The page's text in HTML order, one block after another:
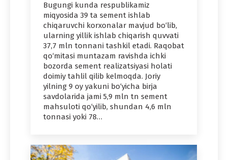
Bugungi kunda respublikamiz
miqyosida 39 ta sement ishlab
chiqaruvchi korxonalar mavjud bo‘lib,
ularning yillik ishlab chiqarish quvvati
37,7 mln tonnani tashkil etadi. Raqobat
qo‘mitasi muntazam ravishda ichki
bozorda sement realizatsiyasi holati
doimiy tahlil qilib kelmoqda. Joriy
yilning 9 oy yakuni bo‘yicha birja
savdolarida jami 5,9 mln tn sement
mahsuloti qo‘yilib, shundan 4,6 mln
tonnasi yoki 78…